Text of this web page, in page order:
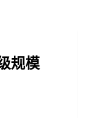
规模